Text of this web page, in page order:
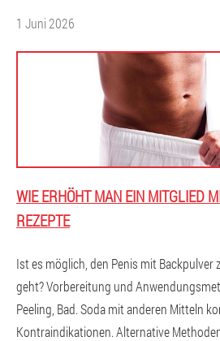
1 Juni 2026
WIE ERHÖHT MAN EIN MITGLIED
REZEPTE
Ist es möglich, den Penis mit Backpulver
geht? Vorbereitung und
Peeling, Bad. Soda mit anderen Mitteln
Kontraindikationen. Alternative